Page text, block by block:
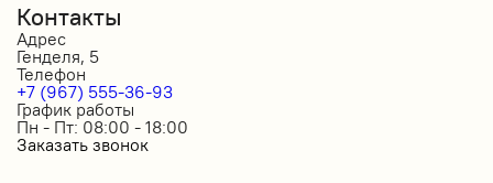
Контакты
Адрес
Генделя, 5
Телефон
+7 (967) 555-36-93
График работы
Пн - Пт: 08:00 - 18:00
Заказать звонок